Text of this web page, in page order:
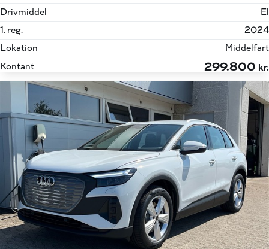
Drivmiddel
El
1. reg.
2024
Lokation
Middelfart
Kontant
299.800 kr.